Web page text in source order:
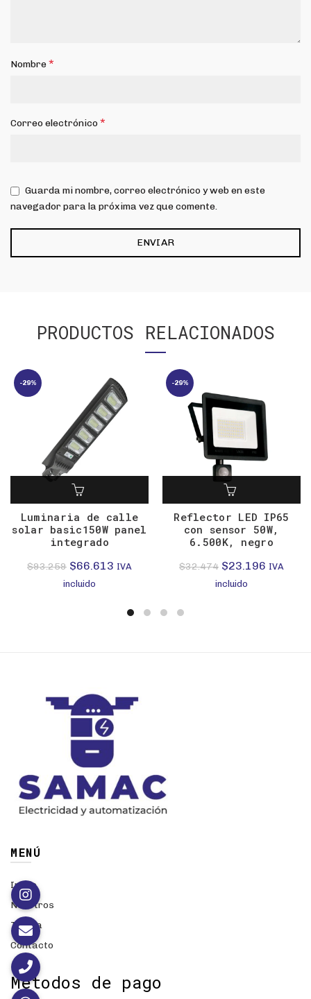
Nombre*
Correo electrónico*
Guarda mi nombre, correo electrónico y web en este
navegador para la próxima vez que comente.
PRODUCTOS RELACIONADOS
-29%
Luminaria de calle
solar basic150W panel
integrado
$93.259 El
precio
$66.613 El
es:
IVA
incluido
-29%
Reflector LED IP65
con sensor 50W,
6.500K, negro
$32.474 El
precio
$23.196 El
IVA
incluido
MENÚ
Inicio
Nosotros
Tienda
Contacto
Métodos de pago